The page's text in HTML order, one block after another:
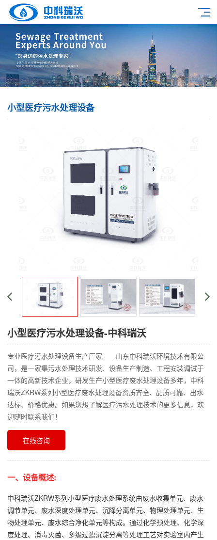
小型医疗污水处理设备
小型医疗污水处理设备-中科瑞沃
专业医疗污水处理设备生产厂家——山东中科瑞沃环境技术有限公
司，是一家集污水处理技术研发、设备生产制造、工程安装调试于
一体的高新技术企业，研发生产小型医疗废水处理设备多年，中科
瑞沃ZKRW系列小型医疗废水处理设备资质齐全、品质可靠、出水
达标、价格优惠。如果您想了解医疗污水处理技术的更多信息，欢
迎随时联系我们！
在线咨询
一、设备概述:
中科瑞沃ZKRW系列小型医疗废水处理系统由废水收集单元、废水
调节单元、废水深度处理单元、沉降分离单元、物理处理单元、生
物处理单元、废水综合净化单元等构成。通过化学预处理、化学深
度处理、消毒灭菌、多级过滤沉淀分离等处理工艺对实验室内产生